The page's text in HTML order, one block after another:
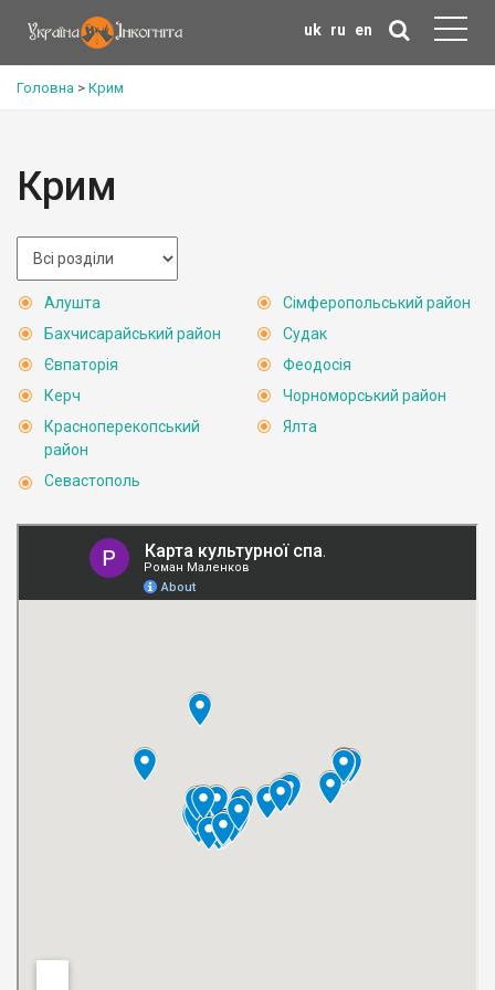
uk ru en
Головна > Крим
Крим
Алушта
Бахчисарайський район
Євпаторія
Керч
Красноперекопський
район
Севастополь
Сімферопольський район
Судак
Феодосія
Чорноморський район
Ялта